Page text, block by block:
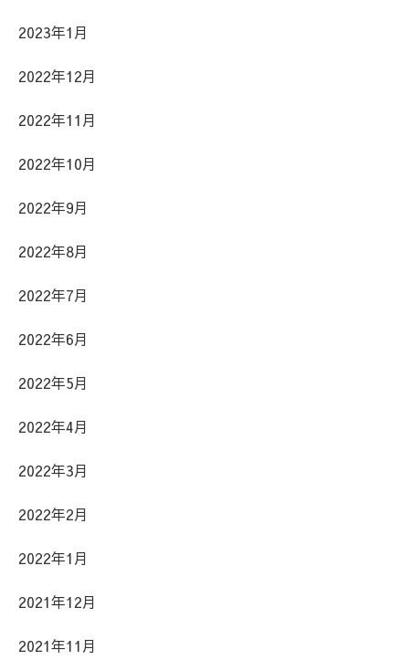
2023年1月
2022年12月
2022年11月
2022年10月
2022年9月
2022年8月
2022年7月
2022年6月
2022年5月
2022年4月
2022年3月
2022年2月
2022年1月
2021年12月
2021年11月